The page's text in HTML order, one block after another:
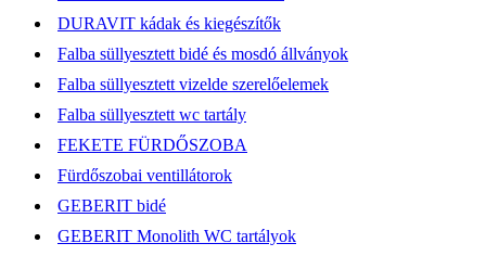
DURAVIT kádak és kiegészítők
Falba süllyesztett bidé és mosdó állványok
Falba süllyesztett vizelde szerelőelemek
Falba süllyesztett wc tartály
FEKETE FÜRDŐSZOBA
Fürdőszobai ventillátorok
GEBERIT bidé
GEBERIT Monolith WC tartályok